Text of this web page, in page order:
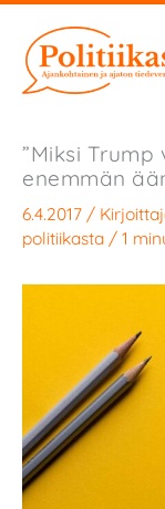
sisältöön
”Miksi
enemmän
6.4.2017 /
politiikasta / 1